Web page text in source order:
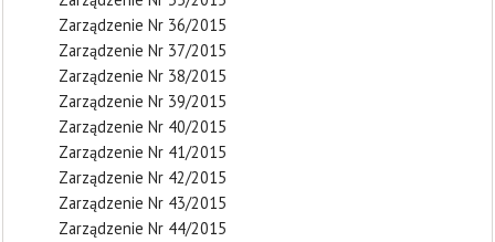
Zarządzenie Nr 36/2015
Zarządzenie Nr 37/2015
Zarządzenie Nr 38/2015
Zarządzenie Nr 39/2015
Zarządzenie Nr 40/2015
Zarządzenie Nr 41/2015
Zarządzenie Nr 42/2015
Zarządzenie Nr 43/2015
Zarządzenie Nr 44/2015